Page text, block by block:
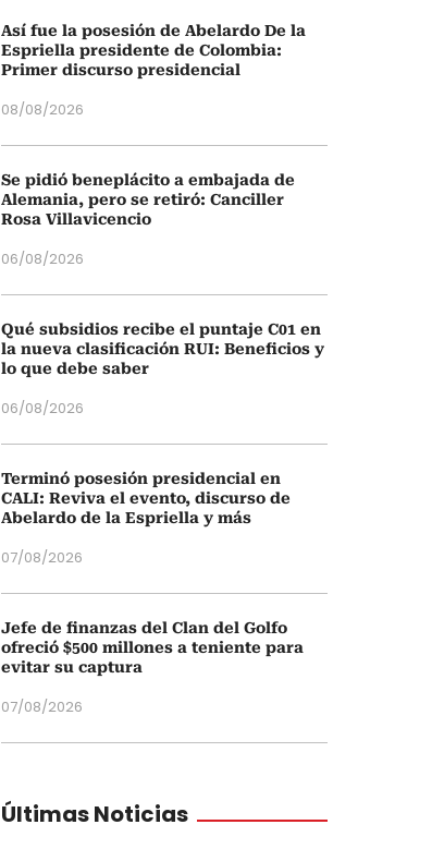
Así fue la posesión de Abelardo De la
Espriella presidente de Colombia:
Primer discurso presidencial
08/08/2026
Se pidió beneplácito a embajada de
Alemania, pero se retiró: Canciller
Rosa Villavicencio
06/08/2026
Qué subsidios recibe el puntaje C01 en
la nueva clasificación RUI: Beneficios y
lo que debe saber
06/08/2026
Terminó posesión presidencial en
CALI: Reviva el evento, discurso de
Abelardo de la Espriella y más
07/08/2026
Jefe de finanzas del Clan del Golfo
ofreció $500 millones a teniente para
evitar su captura
07/08/2026
Últimas Noticias